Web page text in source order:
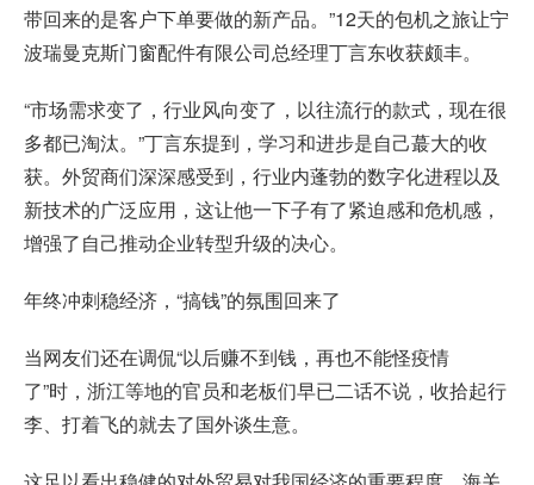
带回来的是客户下单要做的新产品。”12天的包机之旅让宁
波瑞曼克斯门窗配件有限公司总经理丁言东收获颇丰。
“市场需求变了，行业风向变了，以往流行的款式，现在很
多都已淘汰。”丁言东提到，学习和进步是自己蕞大的收
获。外贸商们深深感受到，行业内蓬勃的数字化进程以及
新技术的广泛应用，这让他一下子有了紧迫感和危机感，
增强了自己推动企业转型升级的决心。
年终冲刺稳经济，“搞钱”的氛围回来了
当网友们还在调侃“以后赚不到钱，再也不能怪疫情
了”时，浙江等地的官员和老板们早已二话不说，收拾起行
李、打着飞的就去了国外谈生意。